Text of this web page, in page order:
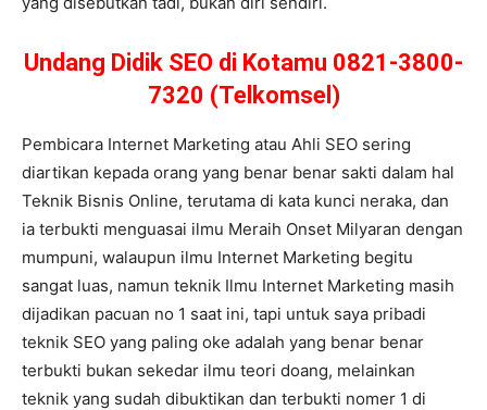
Undang Didik SEO di Kotamu 0821-3800-
7320 (Telkomsel)
Pembicara Internet Marketing atau Ahli SEO sering
diartikan kepada orang yang benar benar sakti dalam hal
Teknik Bisnis Online, terutama di kata kunci neraka, dan
ia terbukti menguasai ilmu Meraih Onset Milyaran dengan
mumpuni, walaupun ilmu Internet Marketing begitu
sangat luas, namun teknik Ilmu Internet Marketing masih
dijadikan pacuan no 1 saat ini, tapi untuk saya pribadi
teknik SEO yang paling oke adalah yang benar benar
terbukti bukan sekedar ilmu teori doang, melainkan
teknik yang sudah dibuktikan dan terbukti nomer 1 di